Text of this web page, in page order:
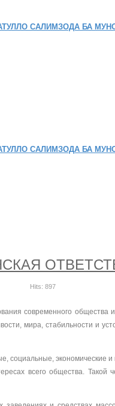
САЛИМЗОДА БА
САЛИМЗОДА БА
Hits: 897
современного общества
мира, стабильности и
социальные,
всего общества.